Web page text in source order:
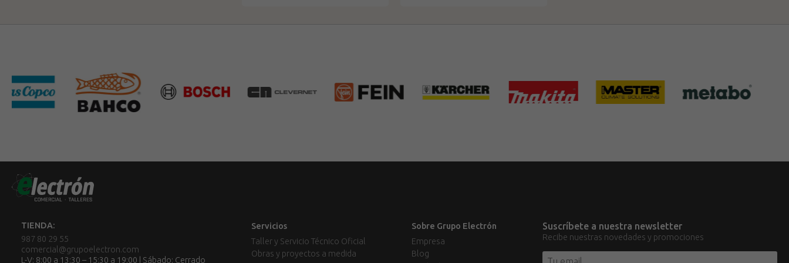
TIENDA:
987 80 29 55
comercial@grupoelectron.com
L-V: 8:00 a 13:30 – 15:30 a 19:00 | Sábado: Cerrado
Servicios
Taller y Servicio Técnico Oficial
Obras y proyectos a medida
Sobre Grupo Electrón
Empresa
Blog
Suscríbete a nuestra newsletter
Recibe nuestras novedades y promociones